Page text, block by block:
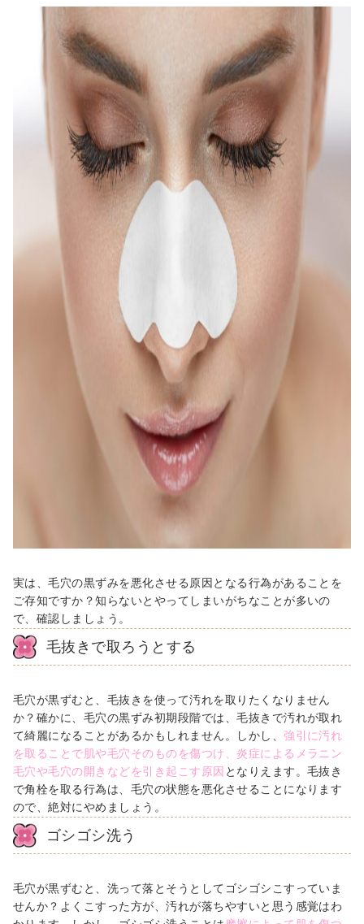
実は、毛穴の黒ずみを悪化させる原因となる行為があることを
ご存知ですか？知らないとやってしまいがちなことが多いの
で、確認しましょう。
毛抜きで取ろうとする
毛穴が黒ずむと、毛抜きを使って汚れを取りたくなりません
か？確かに、毛穴の黒ずみ初期段階では、毛抜きで汚れが取れ
て綺麗になることがあるかもしれません。しかし、強引に汚れ
を取ることで肌や毛穴そのものを傷つけ、炎症によるメラニン
毛穴や毛穴の開きなどを引き起こす原因 となりえます。毛抜き
で角栓を取る行為は、毛穴の状態を悪化させることになります
ので、絶対にやめましょう。
ゴシゴシ洗う
毛穴が黒ずむと、洗って落とそうとしてゴシゴシこすっていま
せんか？よくこすった方が、汚れが落ちやすいと思う感覚はわ